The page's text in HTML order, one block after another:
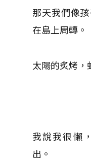
那天我們像
在島上周轉。
太陽的炙烤，
我說我很懶
出。